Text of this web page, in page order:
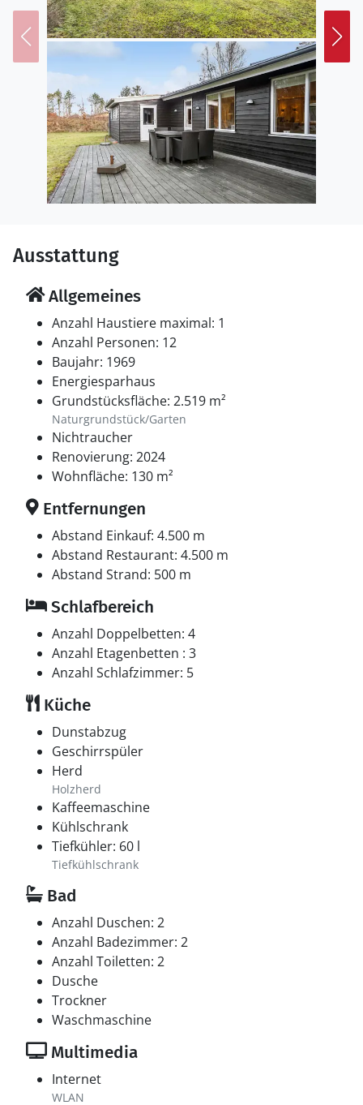
Wegenetz bequem erreichbar ist. Ein Spielplatz sowie
ein charmantes Lebensmittelgeschäft bieten Ihnen in
den Sommermonaten frisches Frühstücksbrot und
köstliches Eis. Nur eine kurze Fahrt entfernt liegt
Strandby, wo Sie fangfrischen Fisch am Hafen kaufen
oder in einem der Restaurants regionale Spezialitäten
genießen können. Jeden Dienstag im Juli lockt ein Markt
mit vielen Aktivitäten und Delikatessen wie Hummer.
Die idyllische Umgebung lädt Sie zu Spaziergängen
entlang der Küste und Radtouren durch die schöne
Natur Nordjütlands ein.
Ausstattung
Allgemeines
Anzahl Haustiere maximal: 1
Anzahl Personen: 12
Baujahr: 1969
Energiesparhaus
Grundstücksfläche: 2.519 m²
Naturgrundstück/Garten
Nichtraucher
Renovierung: 2024
Wohnfläche: 130 m²
Entfernungen
Abstand Einkauf: 4.500 m
Abstand Restaurant: 4.500 m
Abstand Strand: 500 m
Schlafbereich
Anzahl Doppelbetten: 4
Anzahl Etagenbetten : 3
Anzahl Schlafzimmer: 5
Küche
Dunstabzug
Geschirrspüler
Herd
Holzherd
Kaffeemaschine
Kühlschrank
Tiefkühler: 60 l
Tiefkühlschrank
Bad
Anzahl Duschen: 2
Anzahl Badezimmer: 2
Anzahl Toiletten: 2
Dusche
Trockner
Waschmaschine
Multimedia
Internet
WLAN